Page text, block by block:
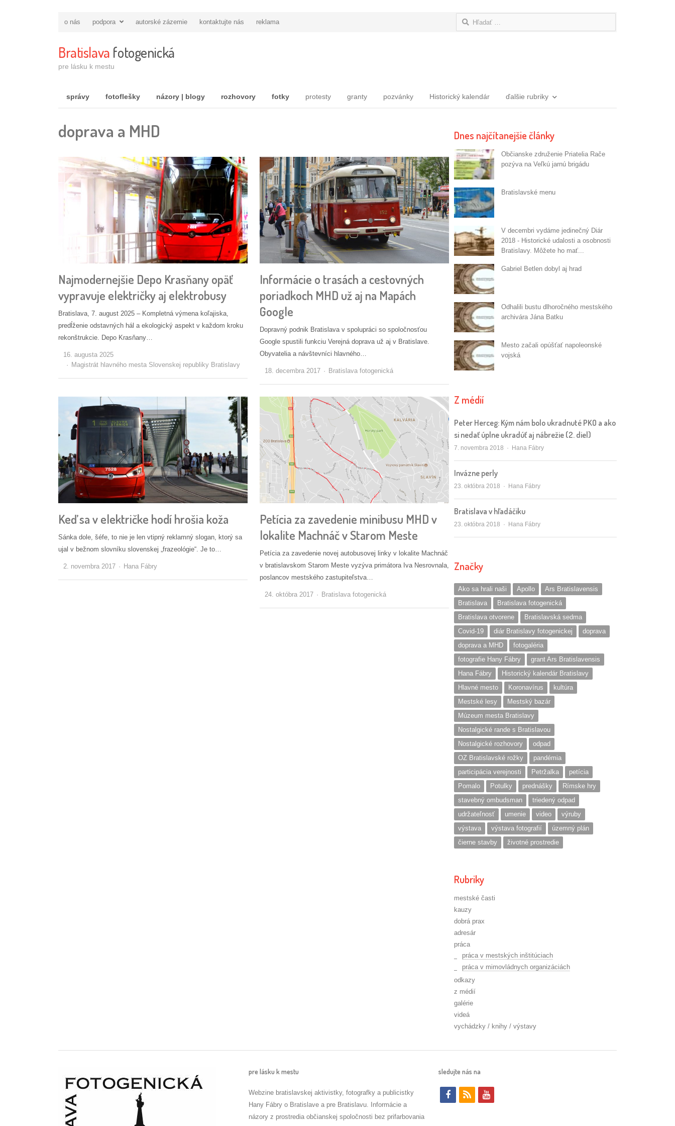
o nás podpora autorské zázemie kontaktujte nás reklama Hľadať:
Bratislava fotogenická
pre lásku k mestu
správy fotoflešky názory | blogy rozhovory fotky protesty granty pozvánky Historický kalendár ďalšie rubriky
doprava a MHD
Najmodernejšie Depo Krasňany opäť
vypravuje električky aj elektrobusy
Bratislava, 7. august 2025 – Kompletná výmena koľajiska,
predĺženie odstavných hál a ekologický aspekt v každom kroku
rekonštrukcie. Depo Krasňany…
16. augusta 2025
Autor/ka
Magistrát hlavného mesta Slovenskej republiky Bratislavy
Informácie o trasách a cestovných
poriadkoch MHD už aj na Mapách
Google
Dopravný podnik Bratislava v spolupráci so spoločnosťou
Google spustili funkciu Verejná doprava už aj v Bratislave.
Obyvatelia a návštevníci hlavného…
18. decembra 2017 Autor/ka
Bratislava fotogenická
Keď sa v električke hodí hrošia koža
Sánka dole, šéfe, to nie je len vtipný reklamný slogan, ktorý sa
ujal v bežnom slovníku slovenskej „frazeológie“. Je to…
2. novembra 2017 Autor/ka
Hana Fábry
Petícia za zavedenie minibusu MHD v
lokalite Machnáč v Starom Meste
Petícia za zavedenie novej autobusovej linky v lokalite Machnáč
v bratislavskom Starom Meste vyzýva primátora Iva Nesrovnala,
poslancov mestského zastupiteľstva…
24. októbra 2017 Autor/ka
Bratislava fotogenická
Dnes najčítanejšie články
Občianske združenie Priatelia Rače
pozýva na Veľkú jarnú brigádu
Bratislavské menu
V decembri vydáme jedinečný Diár
2018 - Historické udalosti a osobnosti
Bratislavy. Môžete ho mať...
Gabriel Betlen dobyl aj hrad
Odhalili bustu dlhoročného mestského
archivára Jána Batku
Mesto začali opúšťať napoleonské
vojská
Z médií
Peter Herceg: Kým nám bolo ukradnuté PKO a ako
si nedať úplne ukradúť aj nábrežie (2. diel)
7. novembra 2018 Autor/ka
Hana Fábry
Invázne perly
23. októbra 2018 Autor/ka
Hana Fábry
Bratislava v hľadáčiku
23. októbra 2018 Autor/ka
Hana Fábry
Značky
Ako sa hrali naši Apollo
Ars Bratislavensis
Bratislava
Bratislava fotogenická
Bratislava otvorene
Bratislavská sedma
Covid-19
diár Bratislavy fotogenickej
doprava
doprava a MHD
fotogaléria
fotografie Hany Fábry
grant Ars Bratislavensis
Hana Fábry
Historický kalendár Bratislavy
Hlavné mesto
Koronavírus
kultúra
Mestské lesy
Mestský bazár
Múzeum mesta Bratislavy
Nostalgické rande s Bratislavou
Nostalgické rozhovory
odpad
OZ Bratislavské rožky
pandémia
participácia verejnosti
Petržalka
petícia
Pomalo
Potulky prednášky
Rímske hry
stavebný ombudsman
triedený odpad
udržateľnosť
umenie video
výruby
výstava
výstava fotografií
územný plán
čierne stavby
životné prostredie
Rubriky
mestské časti
kauzy
dobrá prax
adresár
práca
práca v mestských inštitúciach
práca v mimovládnych organizáciách
odkazy
z médií
galérie
videá
vychádzky / knihy / výstavy
pre lásku k mestu
Webzine bratislavskej aktivistky, fotografky a publicistky
Hany Fábry o Bratislave a pre Bratislavu. Informácie a
názory z prostredia občianskej spoločnosti bez prifarbovania
sledujte nás na
f
r
y